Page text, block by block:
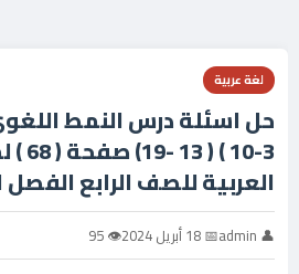
لغة عربية
3-10
العربية للصف الرابع الفصل
👤 admin 📅 18 أبريل 2024 👁 95